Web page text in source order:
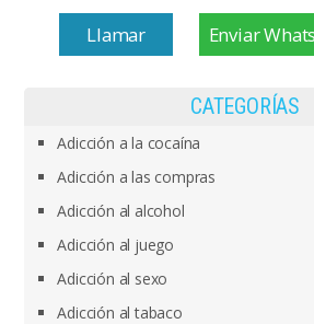
Llamar Enviar
CATEGORÍAS
Adicción a la cocaína
Adicción a las compras
Adicción al alcohol
Adicción al juego
Adicción al sexo
Adicción al tabaco